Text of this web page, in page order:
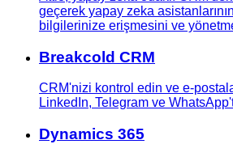
geçerek yapay zeka
bilgilerinize erişmesini ve
Breakcold CRM
CRM'nizi kontrol edin ve e-
LinkedIn, Telegram ve
Dynamics 365